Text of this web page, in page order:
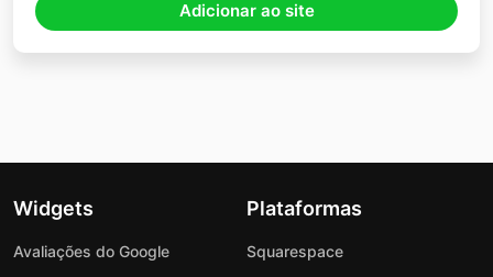
Adicionar ao site
Widgets
Avaliações do Google
Plataformas
Squarespace